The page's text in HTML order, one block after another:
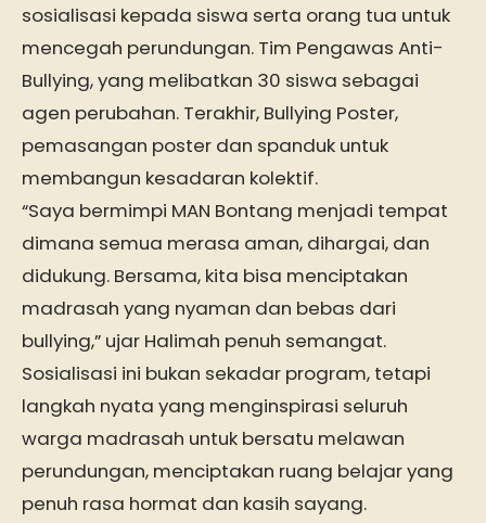
sosialisasi kepada siswa serta orang tua untuk
mencegah perundungan. Tim Pengawas Anti-
Bullying, yang melibatkan 30 siswa sebagai
agen perubahan. Terakhir, Bullying Poster,
pemasangan poster dan spanduk untuk
membangun kesadaran kolektif.
“Saya bermimpi MAN Bontang menjadi tempat
dimana semua merasa aman, dihargai, dan
didukung. Bersama, kita bisa menciptakan
madrasah yang nyaman dan bebas dari
bullying,” ujar Halimah penuh semangat.
Sosialisasi ini bukan sekadar program, tetapi
langkah nyata yang menginspirasi seluruh
warga madrasah untuk bersatu melawan
perundungan, menciptakan ruang belajar yang
penuh rasa hormat dan kasih sayang.